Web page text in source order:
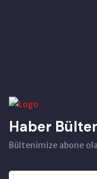
Haber
Bültenimize abone